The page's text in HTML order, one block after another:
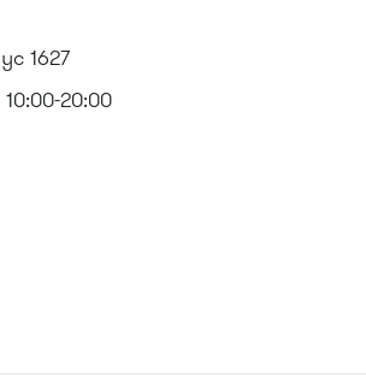
1627
20:00